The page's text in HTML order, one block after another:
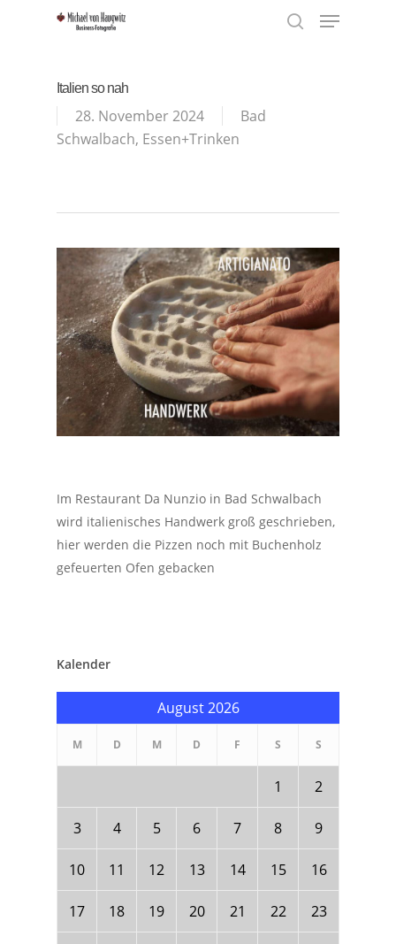
Menu
Italien so nah
28. November 2024
Bad
Schwalbach, Essen+Trinken
Im Restaurant Da Nunzio in Bad Schwalbach
wird italienisches Handwerk groß geschrieben,
hier werden die Pizzen noch mit Buchenholz
gefeuerten Ofen gebacken
Kalender
August 2026
M D M D F S S
1 2
3 4 5 6 7 8 9
10 11 12 13 14 15 16
17 18 19 20 21 22 23